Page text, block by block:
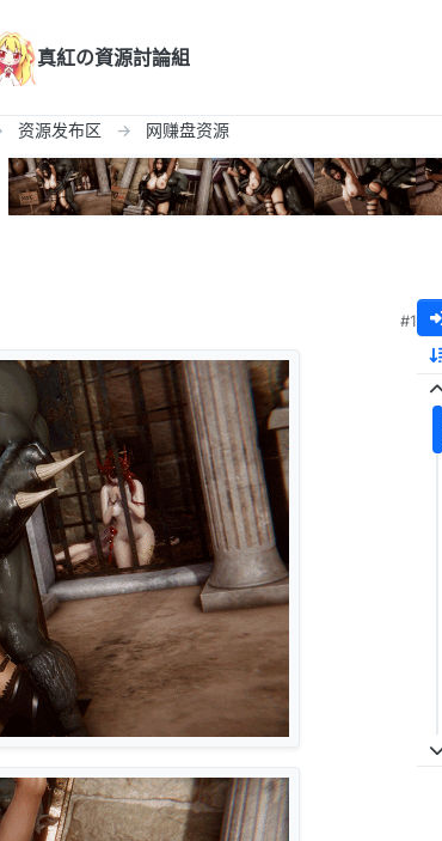
真紅の資源討論組
资源发布区 网赚盘资源
#1